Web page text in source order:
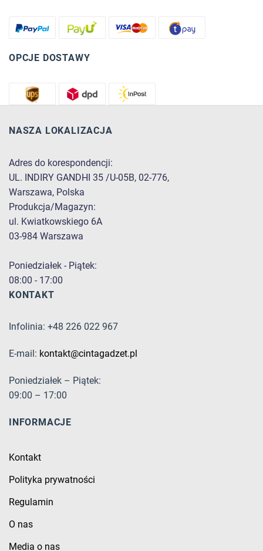
OPCJE DOSTAWY
NASZA LOKALIZACJA
Adres do korespondencji:
UL. INDIRY GANDHI 35 /U-05B, 02-776,
Warszawa, Polska
Produkcja/Magazyn:
ul. Kwiatkowskiego 6A
03-984 Warszawa
Poniedziałek - Piątek:
08:00 - 17:00
KONTAKT
Infolinia: +48 226 022 967
E-mail: kontakt@cintagadzet.pl
Poniedziałek – Piątek:
09:00 – 17:00
INFORMACJE
Kontakt
Polityka prywatności
Regulamin
O nas
Media o nas